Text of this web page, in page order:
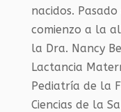
nacidos.
comienzo a la
la Dra. Nancy
Lactancia
Pediatría de la
Ciencias de la